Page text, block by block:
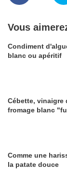
Vous
Condiment
blanc ou apéritif
Cébette, vinaigre
fromage blanc
Comme une
la patate douce